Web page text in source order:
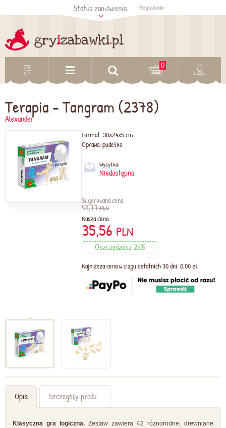
Sprawdź status
zamówienia
Status zamówienia Regulamin
0
Terapia - Tangram (2378)
Alexander
Format:30x24x5 cm
Oprawa:pudełko
Wysyłka:
Niedostępna
Sugerowana cena
47,77PLN
Nasza cena
35,56 PLN
Oszczędzasz 26%
Najniższa cena w ciągu ostatnich 30 dni: 0,00 zł
Opis Szczegóły produktu
Klasyczna gra logiczna. Zestaw zawiera 42 różnorodne, drewniane